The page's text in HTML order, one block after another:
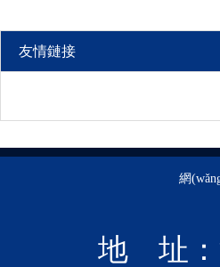
友情鏈接
網
地 址：